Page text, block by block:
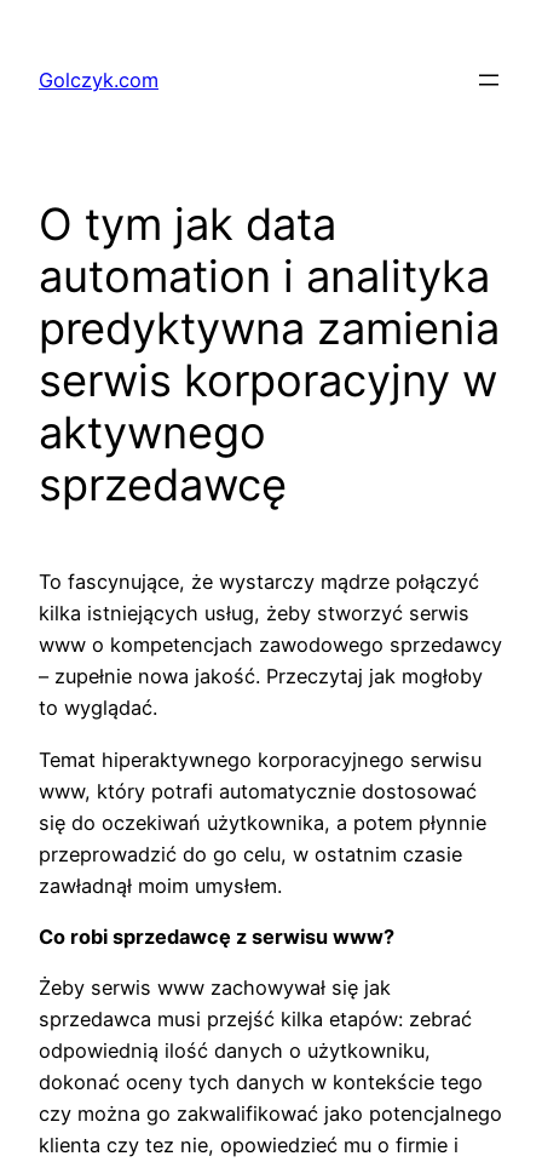
treściGolczyk.com
O tym jak data
automation i analityka
predyktywna zamienia
serwis korporacyjny w
aktywnego
sprzedawcę
To fascynujące, że wystarczy mądrze połączyć
kilka istniejących usług, żeby stworzyć serwis
www o kompetencjach zawodowego sprzedawcy
– zupełnie nowa jakość. Przeczytaj jak mogłoby
to wyglądać.
Temat hiperaktywnego korporacyjnego serwisu
www, który potrafi automatycznie dostosować
się do oczekiwań użytkownika, a potem płynnie
przeprowadzić do go celu, w ostatnim czasie
zawładnął moim umysłem.
Co robi sprzedawcę z serwisu www?
Żeby serwis www zachowywał się jak
sprzedawca musi przejść kilka etapów: zebrać
odpowiednią ilość danych o użytkowniku,
dokonać oceny tych danych w kontekście tego
czy można go zakwalifikować jako potencjalnego
klienta czy tez nie, opowiedzieć mu o firmie i